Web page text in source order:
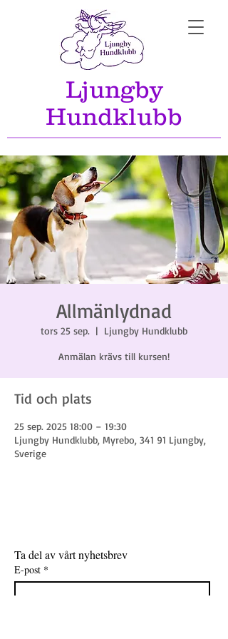
Ljungby
Hundklubb
Allmänlydnad
tors 25 sep.
  |
Ljungby Hundklubb
Anmälan krävs till kursen!
Tid och plats
25 sep. 2025 18:00 – 19:30
Ljungby Hundklubb, Myrebo, 341 91 Ljungby,
Sverige
Ta del av vårt nyhetsbrev
E-post *